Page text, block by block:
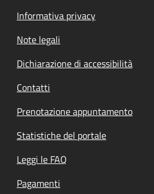
Informativa privacy
Note legali
Dichiarazione di accessibilità
Contatti
Prenotazione appuntamento
Statistiche del portale
Leggi le FAQ
Pagamenti